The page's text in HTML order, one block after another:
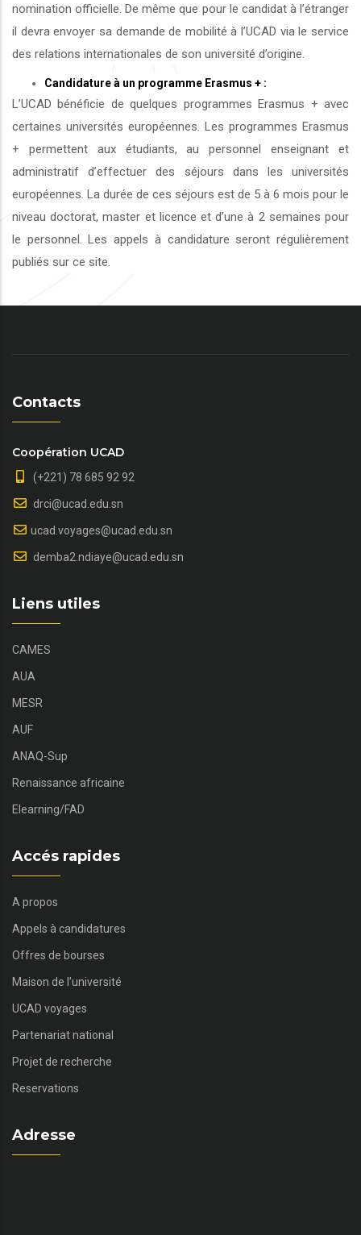
nomination officielle. De même que pour le candidat à l’étranger
il devra envoyer sa demande de mobilité à l’UCAD via le service
des relations internationales de son université d’origine.
Candidature à un programme Erasmus + :
L’UCAD bénéficie de quelques programmes Erasmus + avec
certaines universités européennes. Les programmes Erasmus
+ permettent aux étudiants, au personnel enseignant et
administratif d’effectuer des séjours dans les universités
européennes. La durée de ces séjours est de 5 à 6 mois pour le
niveau doctorat, master et licence et d’une à 2 semaines pour
le personnel. Les appels à candidature seront régulièrement
publiés sur ce site.
Contacts
Coopération UCAD
(+221) 78 685 92 92
drci@ucad.edu.sn
ucad.voyages@ucad.edu.sn
demba2.ndiaye@ucad.edu.sn
Liens utiles
CAMES
AUA
MESR
AUF
ANAQ-Sup
Renaissance africaine
Elearning/FAD
Accés rapides
A propos
Appels à candidatures
Offres de bourses
Maison de l’université
UCAD voyages
Partenariat national
Projet de recherche
Reservations
Adresse